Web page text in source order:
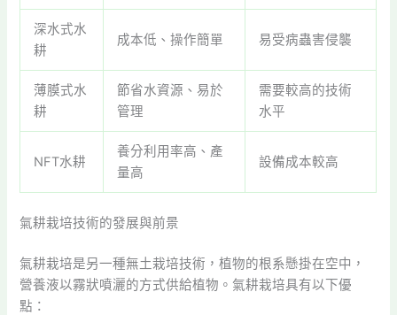
深水式水
耕
成本低、操作簡單 易受病蟲害侵襲
薄膜式水
耕
節省水資源、易於
管理
需要較高的技術
水平
NFT水耕
養分利用率高、產
量高
設備成本較高
氣耕栽培技術的發展與前景
氣耕栽培是另一種無土栽培技術，植物的根系懸掛在空中，
營養液以霧狀噴灑的方式供給植物。氣耕栽培具有以下優
點：